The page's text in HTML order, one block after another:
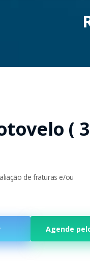
( 3
de fraturas e/ou
Agende